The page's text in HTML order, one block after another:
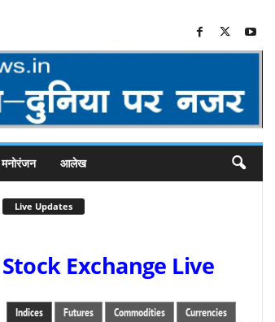
मनोरंजन आलेख
Live Updates
Stock Exchange Live